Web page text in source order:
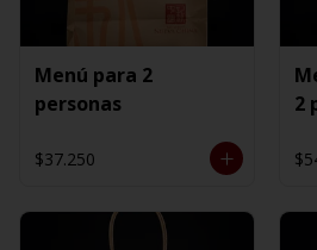
Menú para 2
personas
$37.250
2